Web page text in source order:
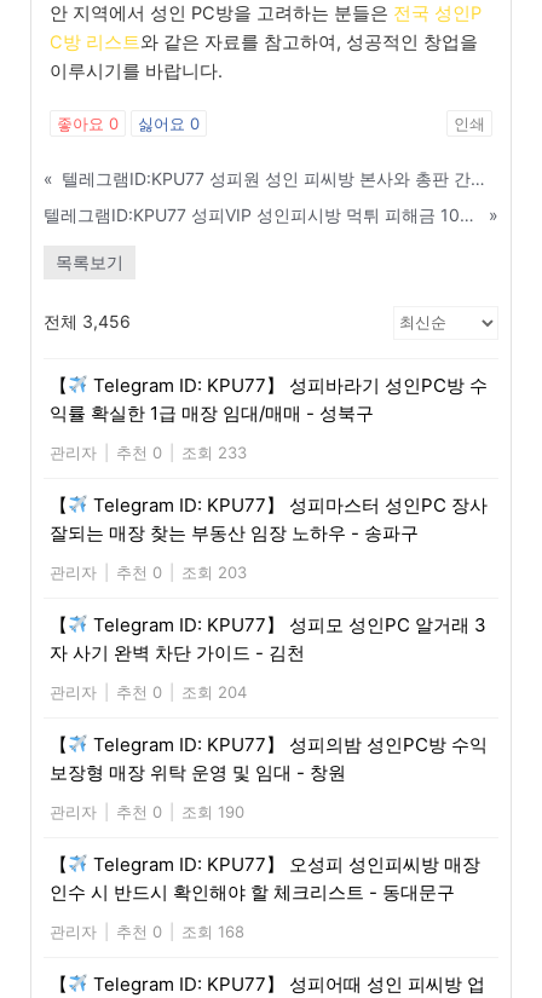
안 지역에서 성인 PC방을 고려하는 분들은 전국 성인P
C방 리스트와 같은 자료를 참고하여, 성공적인 창업을
이루시기를 바랍니다.
좋아요 0 싫어요 0 인쇄
«
텔레그램ID:KPU77 성피원 성인 피씨방 본사와 총판 간의 상생 및 윈윈 전략 - 광명
텔레그램ID:KPU77 성피VIP 성인피시방 먹튀 피해금 100% 회수하는 방법 - 대구
»
목록보기
전체 3,456
【
Telegram ID: KPU77】 성피바라기 성인PC방 수
익률 확실한 1급 매장 임대/매매 - 성북구
관리자 추천 0 조회 233
【
Telegram ID: KPU77】 성피마스터 성인PC 장사
잘되는 매장 찾는 부동산 임장 노하우 - 송파구
관리자 추천 0 조회 203
【
Telegram ID: KPU77】 성피모 성인PC 알거래 3
자 사기 완벽 차단 가이드 - 김천
관리자 추천 0 조회 204
【
Telegram ID: KPU77】 성피의밤 성인PC방 수익
보장형 매장 위탁 운영 및 임대 - 창원
관리자 추천 0 조회 190
【
Telegram ID: KPU77】 오성피 성인피씨방 매장
인수 시 반드시 확인해야 할 체크리스트 - 동대문구
관리자 추천 0 조회 168
【
Telegram ID: KPU77】 성피어때 성인 피씨방 업